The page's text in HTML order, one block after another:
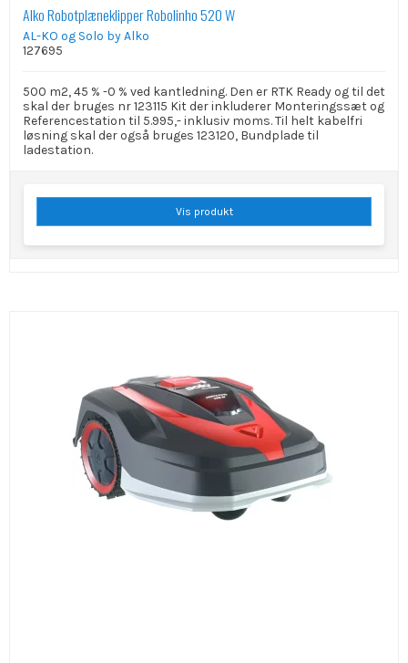
Alko Robotplæneklipper Robolinho 520 W
AL-KO og Solo by Alko
127695
500 m2, 45 % -0 % ved kantledning. Den er RTK Ready og til det
skal der bruges nr 123115 Kit der inkluderer Monteringssæt og
Referencestation til 5.995,- inklusiv moms. Til helt kabelfri
løsning skal der også bruges 123120, Bundplade til
ladestation.
Vis produkt